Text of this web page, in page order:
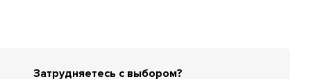
Затрудняетесь с выбором?